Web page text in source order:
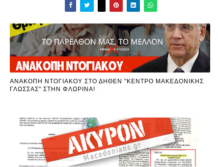
ΑΝΑΚΟΠΗ ΝΤΟΓΙΑΚΟΥ ΣΤΟ ΔΗΘΕΝ "ΚΕΝΤΡΟ ΜΑΚΕΔΟΝΙΚΗΣ
ΓΛΩΣΣΑΣ" ΣΤΗΝ ΦΛΩΡΙΝΑ!